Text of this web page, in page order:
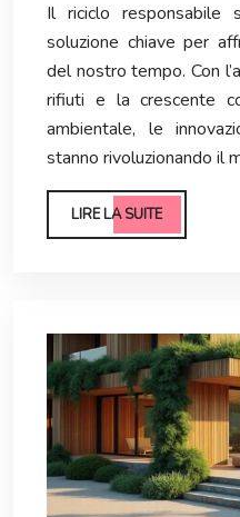
Il riciclo responsabile
soluzione chiave per
del nostro tempo. Con
rifiuti e la crescente
ambientale, le
stanno rivoluzionando il
LIRE LA SUITE